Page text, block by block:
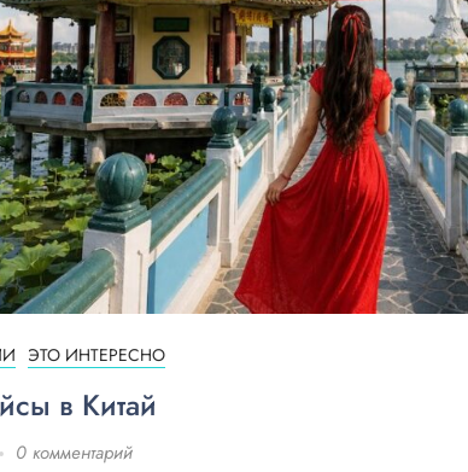
ЭТО ИНТЕРЕСНО
в Китай
0 комментарий